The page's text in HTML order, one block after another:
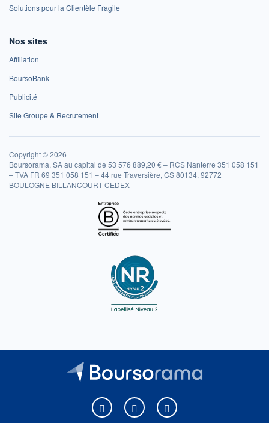
Solutions pour la Clientèle Fragile
Nos sites
Affiliation
BoursoBank
Publicité
Site Groupe & Recrutement
Copyright © 2026
Boursorama, SA au capital de 53 576 889,20 € – RCS Nanterre 351 058 151
– TVA FR 69 351 058 151 – 44 rue Traversière, CS 80134, 92772
BOULOGNE BILLANCOURT CEDEX
Boursorama sur Facebook
Boursorama sur XBoursorama sur